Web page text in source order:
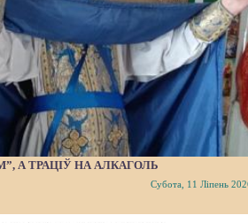
А ТРАЦІЎ НА АЛКАГОЛЬ
Субота, 11 Ліпень